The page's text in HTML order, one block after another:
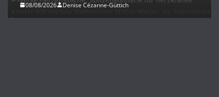
08/08/2026 Denise Cézanne-Güttich